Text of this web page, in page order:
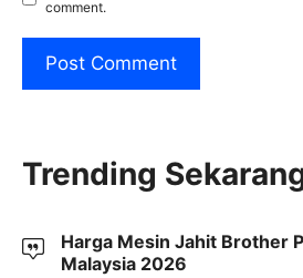
comment.
Trending
Harga Mesin Jahit Brother
Malaysia 2026